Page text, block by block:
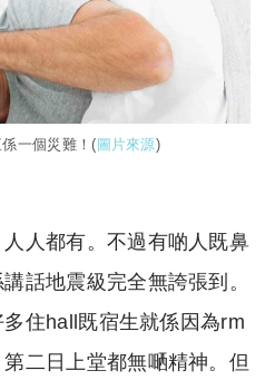
一個災難！( 圖片來源)
人都有。不過有啲人既鼻
話地震級完全無誇張到。
住hall既宿生就係因為rm
二日上堂都無嗮精神。但